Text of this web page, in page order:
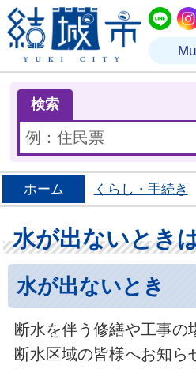
結
検索
ホーム くらし・手続き
水が出ないとき
水が出ないとき
断水を伴う修繕や工事の
断水区域の皆様へお知ら